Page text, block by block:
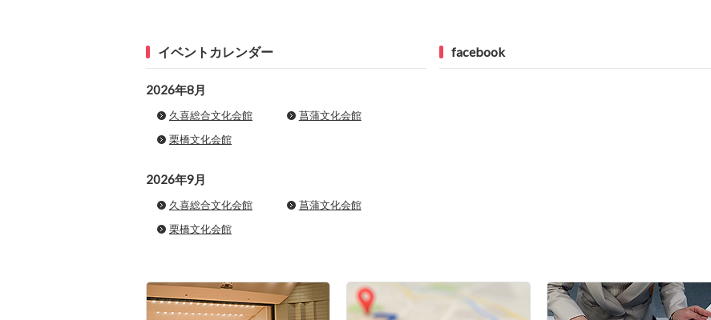
イベントカレンダー
2026年8月
久喜総合文化会館
菖蒲文化会館
栗橋文化会館
2026年9月
久喜総合文化会館
菖蒲文化会館
栗橋文化会館
facebook